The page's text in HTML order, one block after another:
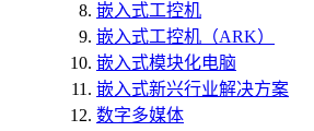
嵌入式工控机
嵌入式工控机（ARK）
嵌入式模块化电脑
嵌入式新兴行业解决方案
数字多媒体